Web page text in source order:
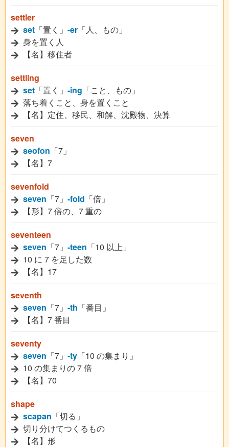
settler
set 「置く」 -er 「人、もの」
身を置く人
【名】移住者
settling
set 「置く」 -ing 「こと、もの」
落ち着くこと、身を置くこと
【名】定住、移民、和解、沈殿物、決算
seven
seofon 「7」
【名】7
sevenfold
seven 「7」 -fold 「倍」
【形】7 倍の、7 重の
seventeen
seven 「7」 -teen 「10 以上」
10 に 7 を足した数
【名】17
seventh
seven 「7」 -th 「番目」
【名】7 番目
seventy
seven 「7」 -ty 「10 の集まり」
10 の集まりの 7 倍
【名】70
shape
scapan 「切る」
切り分けてつくるもの
【名】形